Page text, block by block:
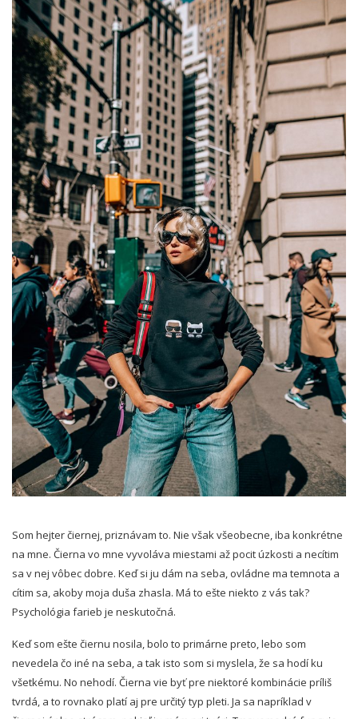
Som hejter čiernej, priznávam to. Nie však všeobecne, iba konkrétne
na mne. Čierna vo mne vyvoláva miestami až pocit úzkosti a necítim
sa v nej vôbec dobre. Keď si ju dám na seba, ovládne ma temnota a
cítim sa, akoby moja duša zhasla. Má to ešte niekto z vás tak?
Psychológia farieb je neskutočná.
Keď som ešte čiernu nosila, bolo to primárne preto, lebo som
nevedela čo iné na seba, a tak isto som si myslela, že sa hodí ku
všetkému. No nehodí. Čierna vie byť pre niektoré kombinácie príliš
tvrdá, a to rovnako platí aj pre určitý typ pleti. Ja sa napríklad v